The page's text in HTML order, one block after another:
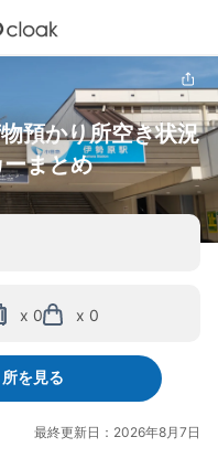
預かり所空き状況
まとめ
x 0 x 0
を見る
最終更新日：2026年8月7日